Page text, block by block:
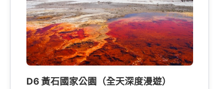
D6 黃石國家公園（全天深度漫遊）